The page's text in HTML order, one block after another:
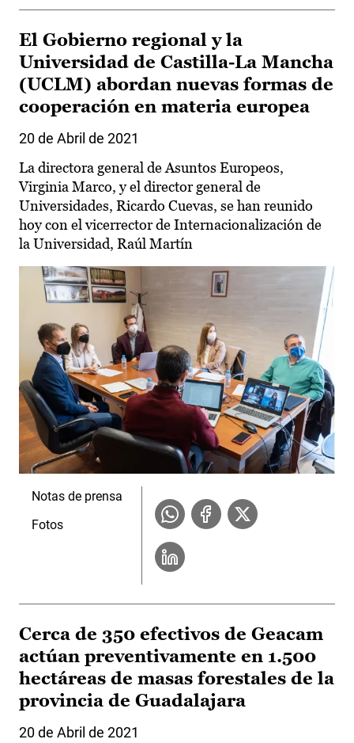
El Gobierno regional y la
Universidad de Castilla-La Mancha
(UCLM) abordan nuevas formas de
cooperación en materia europea
20 de Abril de 2021
La directora general de Asuntos Europeos,
Virginia Marco, y el director general de
Universidades, Ricardo Cuevas, se han reunido
hoy con el vicerrector de Internacionalización de
la Universidad, Raúl Martín
Notas de prensa
Fotos
Cerca de 350 efectivos de Geacam
actúan preventivamente en 1.500
hectáreas de masas forestales de la
provincia de Guadalajara
20 de Abril de 2021